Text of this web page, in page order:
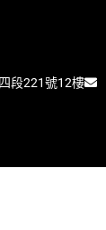
段221號12樓